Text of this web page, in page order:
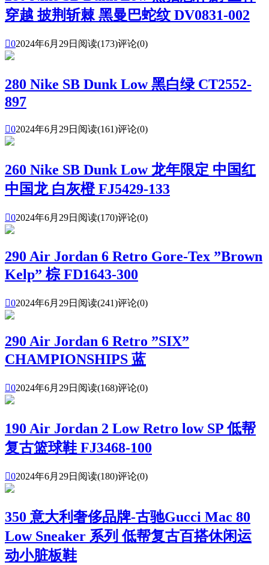
穿越 披荆斩棘 黑曼巴蛇纹 DV0831-002
02024年6月29日 阅读(173)评论(0)
280 Nike SB Dunk Low 黑白绿 CT2552-
897
02024年6月29日 阅读(161)评论(0)
260 Nike SB Dunk Low 龙年限定 中国红
中国龙 白灰橙 FJ5429-133
02024年6月29日 阅读(170)评论(0)
290 Air Jordan 6 Retro Gore-Tex ”Brown
Kelp” 棕 FD1643-300
02024年6月29日 阅读(241)评论(0)
290 Air Jordan 6 Retro ”SIX”
CHAMPIONSHIPS 蓝
02024年6月29日 阅读(168)评论(0)
190 Air Jordan 2 Low Retro low SP 低帮
复古篮球鞋 FJ3468-100
02024年6月29日 阅读(180)评论(0)
350 意大利奢侈品牌-古驰Gucci Mac 80
Low Sneaker 系列 低帮复古百搭休闲运
动小脏板鞋